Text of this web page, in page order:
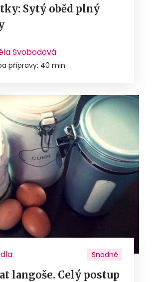
Sytý oběd plný
Svobodová
přípravy: 40 min
Snadné
langoše. Celý postup